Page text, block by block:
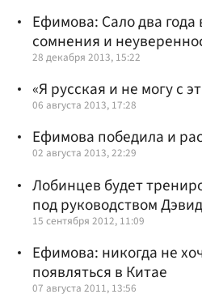
Ефимова: Сало два
сомнения и
28 декабря 2013, 15:22
«Я русская и не могу с
06 августа 2013, 17:28
Ефимова победила и
02 августа 2013, 22:29
Лобинцев будет
под руководством
15 сентября 2012, 11:09
Ефимова: никогда не
появляться в Китае
07 августа 2011, 13:56